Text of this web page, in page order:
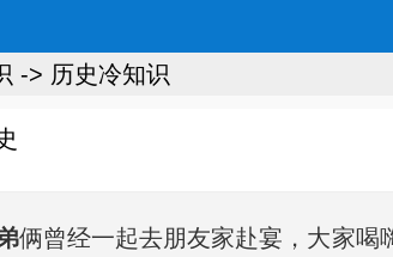
-> 历史冷知识
俩曾经一起去朋友家赴宴，大家喝